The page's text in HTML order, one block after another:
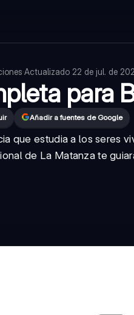
·Actualizado 22 de jul. de
para
Añadir a fuentes de Google
que estudia a los seres
de La Matanza te